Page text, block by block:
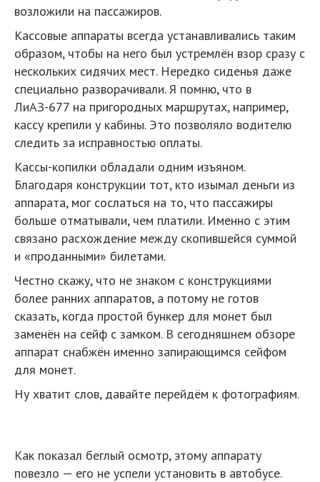
возложили на пассажиров.
Кассовые аппараты всегда устанавливались таким
образом, чтобы на него был устремлён взор сразу с
нескольких сидячих мест. Нередко сиденья даже
специально разворачивали. Я помню, что в
ЛиАЗ-677 на пригородных маршрутах, например,
кассу крепили у кабины. Это позволяло водителю
следить за исправностью оплаты.
Кассы-копилки обладали одним изъяном.
Благодаря конструкции тот, кто изымал деньги из
аппарата, мог сослаться на то, что пассажиры
больше отматывали, чем платили. Именно с этим
связано расхождение между скопившейся суммой
и «проданными» билетами.
Честно скажу, что не знаком с конструкциями
более ранних аппаратов, а потому не готов
сказать, когда простой бункер для монет был
заменён на сейф с замком. В сегодняшнем обзоре
аппарат снабжён именно запирающимся сейфом
для монет.
Ну хватит слов, давайте перейдём к фотографиям.
Как показал беглый осмотр, этому аппарату
повезло — его не успели установить в автобусе.